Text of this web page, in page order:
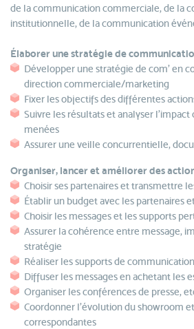
de la communication commerciale, de la
institutionnelle, de la communication
Élaborer une stratégie de
Développer une stratégie de com’ en
direction commerciale/marketing
Fixer les objectifs des différentes
Suivre les résultats et analyser
menées
Assurer une veille concurrentielle,
Organiser, lancer et améliorer des
Choisir ses partenaires et transmettre
Établir un budget avec les partenaires
Choisir les messages et les supports
Assurer la cohérence entre message,
stratégie
Réaliser les supports de
Diffuser les messages en achetant les
Organiser les conférences de presse,
Coordonner l'évolution du showroom
correspondantes